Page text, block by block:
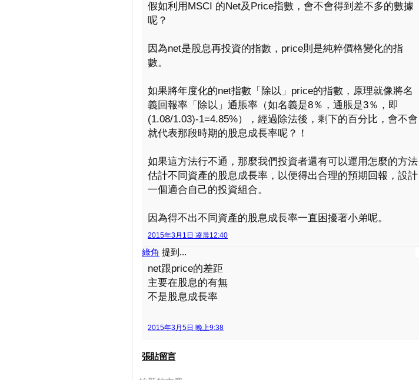
假如利用MSCI 的Net及Price指數，會不會得到差不多的數據
呢？
因為net是股息再投資的指數，price則是純粹價格變化的指
數。
如果將年度化的net指數「除以」price的指數，原理就像將名
義回報率「除以」通脹率（如名義是8％，通脹是3％，即
(1.08/1.03)-1=4.85%），經過除法後，剩下的百分比，會不會
就代表那段時期的股息成長率呢？！
如果這方法行不通，那麼我們投資者還有可以運用怎麼的方法
估計不同資產的股息成長率，以便得出合理的預期回報，設計
一個適合自己的投資組合。
因為得不出不同資產的股息成長率一直困擾著小弟呢。
2015年3月1日 凌晨12:40
綠角 提到...
net跟price的差距
主要在股息的有無
不是股息成長率
2015年3月5日 晚上9:38
張貼留言